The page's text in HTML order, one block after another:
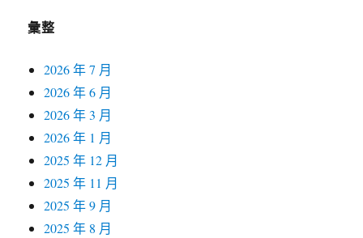
彙整
2026 年 7 月
2026 年 6 月
2026 年 3 月
2026 年 1 月
2025 年 12 月
2025 年 11 月
2025 年 9 月
2025 年 8 月